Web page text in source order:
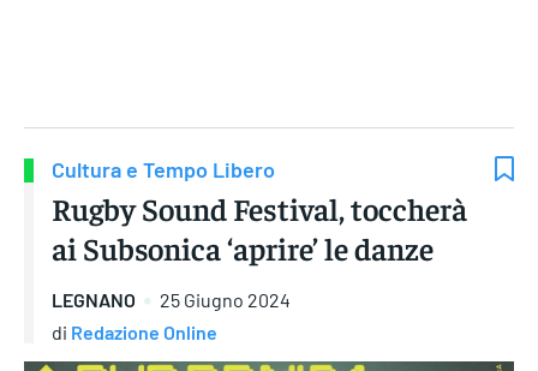
Cultura e Tempo Libero
Rugby Sound Festival, toccherà
ai Subsonica ‘aprire’ le danze
LEGNANO
25 Giugno 2024
di Redazione Online